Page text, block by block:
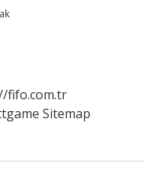
fifo.com.tr
Sitemap